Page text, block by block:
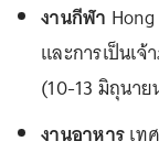
งานกีฬา
และการเป็นเ
(10-13 มิถุนาย
งานอาหารเท